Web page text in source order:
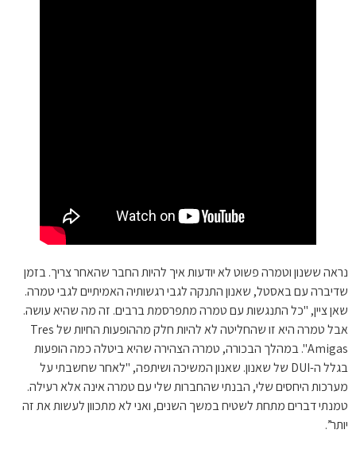
נראה ששנון וטמרה פשוט לא יודעות איך להיות החבר שהאחר צריך. בזמן
שדיברה עם באסטל, שאנון התנקה לגבי רגשותיה האמיתיים לגבי טמרה.
שאן ציין, "כל התנגשות עם טמרה מתפרסמת ברבים. זה מה שהיא עושה.
אבל טמרה היא זו שהחליטה לא להיות חלק מההופעות החיות של Tres
Amigas". במהלך הבכורה, טמרה הצהירה שהיא ביטלה כמה הופעות
בגלל ה-DUI של שאנון. שאנון המשיכה ושיתפה, "לאחר שחשבתי על
מערכות היחסים שלי, הבנתי שהחברות שלי עם טמרה אינה אלא רעילה.
טמנתי דברים מתחת לשטיח במשך השנים, ואני לא מתכוון לעשות את זה
יותר”.